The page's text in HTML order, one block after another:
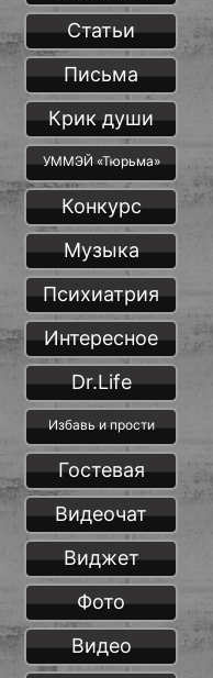
Статьи
Письма
Крик души
УММЭЙ «Тюрьма»
Конкурс
Музыка
Психиатрия
Интересное
Dr.Life
Избавь и прости
Гостевая
Видеочат
Виджет
Фото
Видео